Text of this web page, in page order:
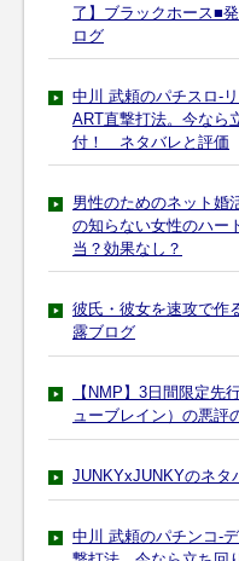
了】ブラックホース■
ログ
中川 武頼のパチスロ-
ART直撃打法。今なら
付！ ネタバレと評価
男性のためのネット
の知らない女性のハー
当？効果なし？
彼氏・彼女を速攻で作
露ブログ
【NMP】3日間限定先
ューブレイン）の悪評
JUNKYxJUNKYのネタ
中川 武頼のパチンコ-